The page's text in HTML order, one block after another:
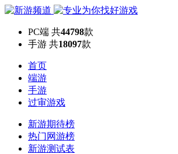
PC端 共44798款
手游 共18097款
首页
端游
手游
过审游戏
新游期待榜
热门网游榜
新游测试表